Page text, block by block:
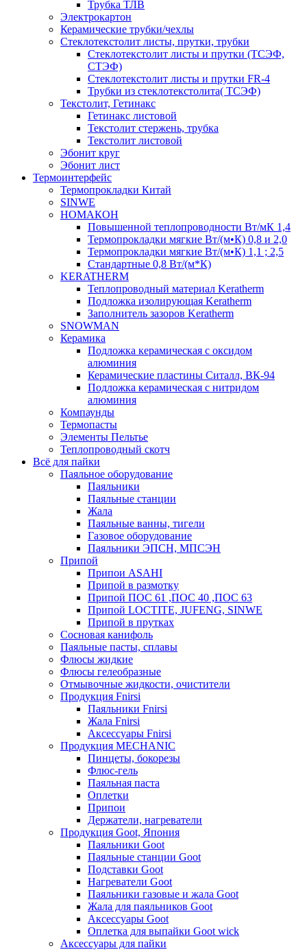
Трубка ТЛВ
Электрокартон
Керамические трубки/чехлы
Cтеклотекстолит листы, прутки, трубки
Стеклотекстолит листы и прутки (ТСЭФ,
СТЭФ)
Стеклотекстолит листы и прутки FR-4
Трубки из стеклотекстолита( ТСЭФ)
Текстолит, Гетинакс
Гетинакс листовой
Текстолит стержень, трубка
Текстолит листовой
Эбонит круг
Эбонит лист
Термоинтерфейс
Термопрокладки Китай
SINWE
НОМАКОН
Повышенной теплопроводности Вт/мК 1,4
Термопрокладки мягкие Вт/(м•К) 0,8 и 2,0
Термопрокладки мягкие Вт/(м•К) 1,1 ; 2,5
Стандартные 0,8 Вт/(м*К)
KERATHERM
Теплопроводный материал Keratherm
Подложка изолирующая Keratherm
Заполнитель зазоров Keratherm
SNOWMAN
Керамика
Подложка керамическая с оксидом
алюминия
Керамические пластины Ситалл, ВК-94
Подложка керамическая с нитридом
алюминия
Компаунды
Термопасты
Элементы Пельтье
Теплопроводный скотч
Всё для пайки
Паяльное оборудование
Паяльники
Паяльные станции
Жала
Паяльные ванны, тигели
Газовое оборудование
Паяльники ЭПСН, МПСЭН
Припой
Припои ASAHI
Припой в размотку
Припой ПОС 61 ,ПОС 40 ,ПОС 63
Припой LOCTITE, JUFENG, SINWE
Припой в прутках
Сосновая канифоль
Паяльные пасты, сплавы
Флюсы жидкие
Флюсы гелеобразные
Отмывочные жидкости, очистители
Продукция Fnirsi
Паяльники Fnirsi
Жала Fnirsi
Аксессуары Fnirsi
Продукция MECHANIC
Пинцеты, бокорезы
Флюс-гель
Паяльная паста
Оплетки
Припои
Держатели, нагреватели
Продукция Goot, Япония
Паяльники Goot
Паяльные станции Goot
Подставки Goot
Нагреватели Goot
Паяльники газовые и жала Goot
Жала для паяльников Goot
Аксессуары Goot
Оплетка для выпайки Goot wick
Аксессуары для пайки